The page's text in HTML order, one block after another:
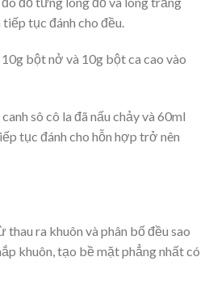
tục đánh cho đều.
bột nở và 10g bột ca cao vào
sô cô la đã nấu chảy và 60ml
tục đánh cho hỗn hợp trở nên
ra khuôn và phân bố đều sao
khuôn, tạo bề mặt phẳng nhất có